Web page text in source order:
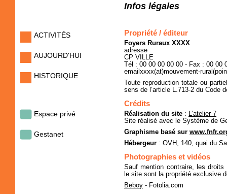
ACTIVITÉS
AUJOURD'HUI
HISTORIQUE
Espace privé
Gestanet
Infos légales
Propriété / éditeur
Foyers Ruraux XXXX
adresse
CP VILLE
Tél : 00 00 00 00 00 - Fax : 00 00
emailxxxx(at)mouvement-
Toute reproduction totale ou
sens de l’article L.713-2 du Code
Crédits
Réalisation du site : L'atelier 7
Site réalisé avec le Système de
Graphisme basé sur
Hébergeur : OVH, 140, quai du
Photographies et vidéos
Sauf mention contraire, les
le site sont la propriété exclusive
Beboy - Fotolia.com